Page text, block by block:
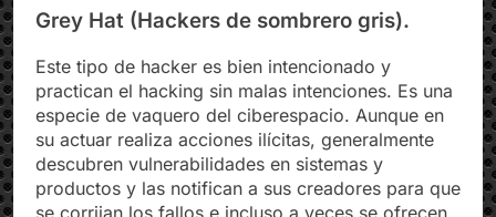
Grey Hat (Hackers de sombrero gris).
Este tipo de hacker es bien intencionado y
practican el hacking sin malas intenciones. Es una
especie de vaquero del ciberespacio. Aunque en
su actuar realiza acciones ilícitas, generalmente
descubren vulnerabilidades en sistemas y
productos y las notifican a sus creadores para que
se corrijan los fallos e incluso a veces se ofrecen